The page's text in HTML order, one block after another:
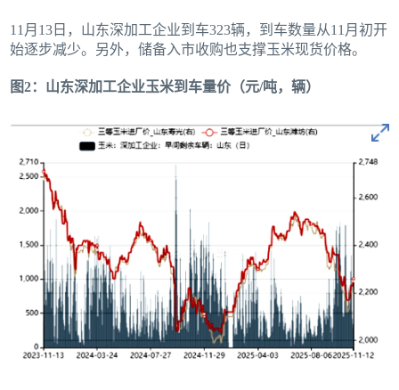
11月13日，山东深加工企业到车323辆，到车数量从11月初开
始逐步减少。另外，储备入市收购也支撑玉米现货价格。
图2：山东深加工企业玉米到车量价（元/吨，辆）